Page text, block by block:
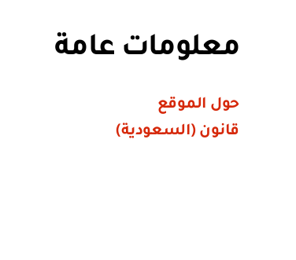
معلومات عامة
حول الموقع
قانون (السعودية)